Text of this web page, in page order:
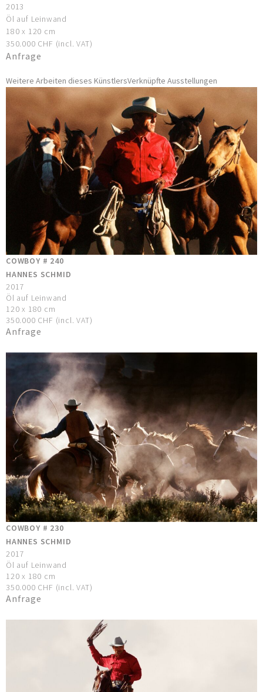
2013
Öl auf Leinwand
180 x 120 cm
350.000 CHF (incl. VAT)
Anfrage
Weitere Arbeiten dieses KünstlersVerknüpfte Ausstellungen
COWBOY # 240
HANNES SCHMID
2017
Öl auf Leinwand
120 x 180 cm
350.000 CHF (incl. VAT)
Anfrage
COWBOY # 230
HANNES SCHMID
2017
Öl auf Leinwand
120 x 180 cm
350.000 CHF (incl. VAT)
Anfrage